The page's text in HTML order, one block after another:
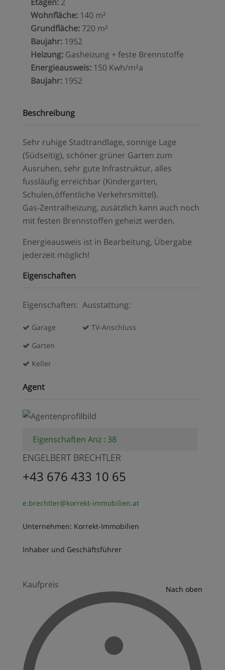
Wohnfläche: 140 m²
Grundfläche: 720 m²
Baujahr: 1952
Heizung: Gasheizung + feste Brennstoffe
Energieausweis: 150 Kwh/m²a
Baujahr: 1952
Beschreibung
Sehr ruhige Stadtrandlage, sonnige Lage
(Südseitig), schöner grüner Garten zum
Ausruhen, sehr gute Infrastruktur, alles
fussläufig erreichbar (Kindergarten,
Schulen,öffentliche Verkehrsmittel).
Gas-Zentralheizung, zusätzlich kann auch noch
mit festen Brennstoffen geheizt werden.
Energieausweis ist in Bearbeitung, Übergabe
jederzeit möglich!
Eigenschaften
Eigenschaften:
Garage
Garten
Keller
Ausstattung:
TV-Anschluss
Agent
Eigenschaften Anz : 38
ENGELBERT BRECHTLER
+43 676 433 10 65
e.brechtler@korrekt-immobilien.at
Unternehmen: Korrekt-Immobilien
Inhaber und Geschäftsführer
Nach oben
Kaufpreis